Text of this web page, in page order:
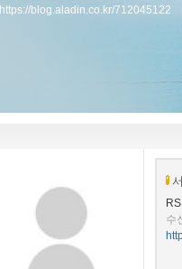
https://blog.aladin.co.kr/712045122
수